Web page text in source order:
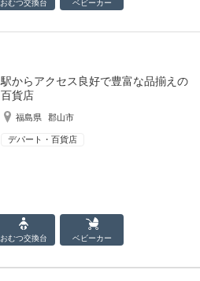
おむつ交換台 ベビーカー
駅からアクセス良好で豊富な品揃えの
百貨店
福島県 郡山市
デパート・百貨店
おむつ交換台 ベビーカー